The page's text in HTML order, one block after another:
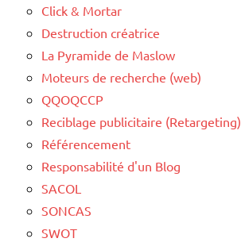
Click & Mortar
Destruction créatrice
La Pyramide de Maslow
Moteurs de recherche (web)
QQOQCCP
Reciblage publicitaire (Retargeting)
Référencement
Responsabilité d'un Blog
SACOL
SONCAS
SWOT